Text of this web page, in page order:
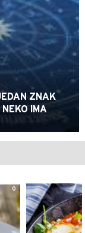
ZNAK
IMA
0